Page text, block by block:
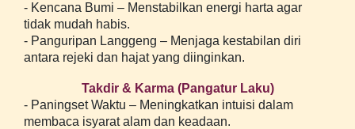
- Kencana Bumi – Menstabilkan energi harta agar
tidak mudah habis.
- Panguripan Langgeng – Menjaga kestabilan diri
antara rejeki dan hajat yang diinginkan.
Takdir & Karma (Pangatur Laku)
- Paningset Waktu – Meningkatkan intuisi dalam
membaca isyarat alam dan keadaan.